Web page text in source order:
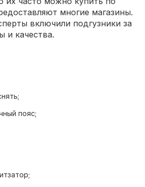
многие магазины.
включили подгузники за
и качества.
пояс;
и раздражения;